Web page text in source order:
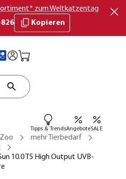
zum Weltkatzentag
Kopieren
Tipps & TrendsAngeboteSALE
Zoo
mehr Tierbedarf
10.0 T5 High Output UVB-